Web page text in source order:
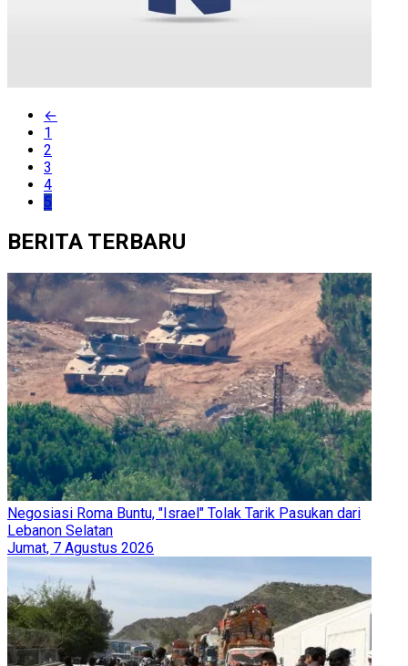
←
1
2
3
4
5
BERITA TERBARU
Negosiasi Roma Buntu, "Israel" Tolak Tarik Pasukan dari
Lebanon Selatan
Jumat, 7 Agustus 2026